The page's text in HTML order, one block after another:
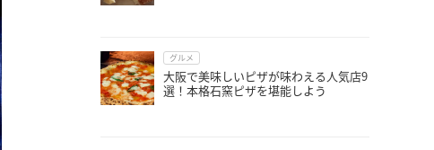
グルメ
大阪で美味しいピザが味わえる人気店9
選！本格石窯ピザを堪能しよう